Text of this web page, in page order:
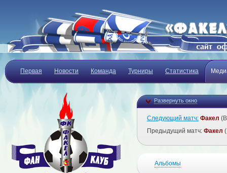
Первая Новости Команда Турниры Статистика
Развернуть окно
Следующий матч: Факел
Предыдущий матч: Факел
Альбомы